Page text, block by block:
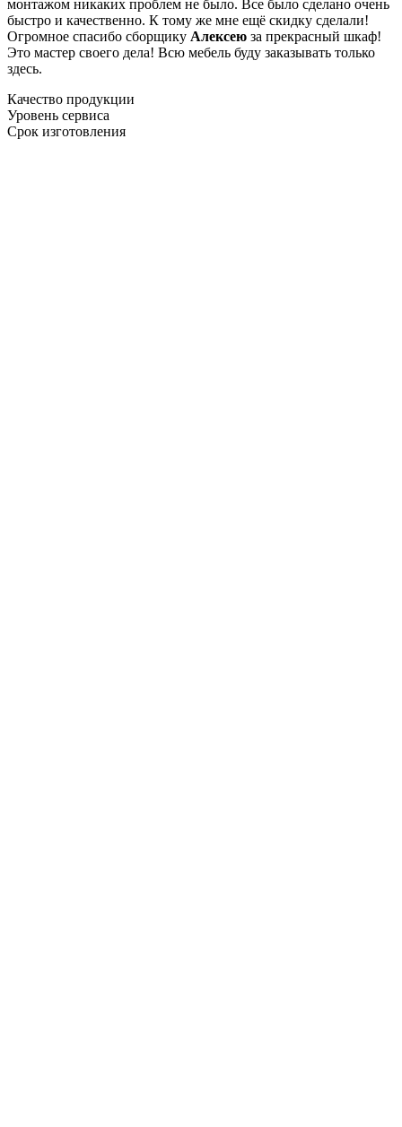
монтажом никаких проблем не было. Все было сделано очень
быстро и качественно. К тому же мне ещё скидку сделали!
Огромное спасибо сборщику Алексею за прекрасный шкаф!
Это мастер своего дела! Всю мебель буду заказывать только
здесь.
Качество продукции
Уровень сервиса
Срок изготовления